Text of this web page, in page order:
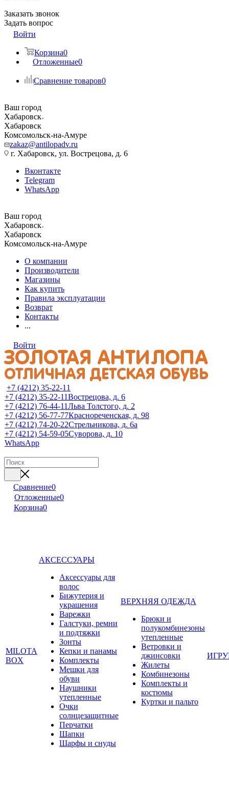
Заказать звонок
Задать вопрос
Войти
Корзина0
Отложенные0
Сравнение товаров0
Ваш город
Хабаровск
Хабаровск
Комсомольск-на-Амуре
zakaz@antilopadv.ru
г. Хабаровск, ул. Вострецова, д. 6
Вконтакте
Telegram
WhatsApp
Ваш город
Хабаровск
Хабаровск
Комсомольск-на-Амуре
О компании
Производители
Магазины
Как купить
Правила эксплуатации
Возврат
Контакты
...
Войти
+7 (4212) 35-22-11
+7 (4212) 35-22-11Вострецова, д. 6
+7 (4212) 76-44-11Льва Толстого, д. 2
+7 (4212) 56-77-77Краснореченская, д. 98
+7 (4212) 74-20-22Стрельникова, д. 6а
+7 (4212) 54-59-05Суворова, д. 10
WhatsApp
Сравнение0
Отложенные0
Корзина0
MILOTA
BOX
АКСЕССУАРЫ
Аксессуары для
волос
Бижутерия и
украшения
Варежки
Галстуки, ремни
и подтяжки
Зонты
Кепки и панамы
Комплекты
Мешки для
обуви
Наушники
утепленные
Очки
солнцезащитные
Перчатки
Шапки
Шарфы и снуды
ВЕРХНЯЯ ОДЕЖДА
Брюки и
полукомбинезоны
утепленные
Ветровки и
джинсовки
Жилеты
Комбинезоны
Комплекты и
костюмы
Куртки и пальто